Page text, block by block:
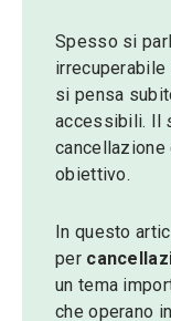
Spesso si
irrecuperabile
si pensa
accessibili. Il
obiettivo.
In questo
per
un tema
che operano